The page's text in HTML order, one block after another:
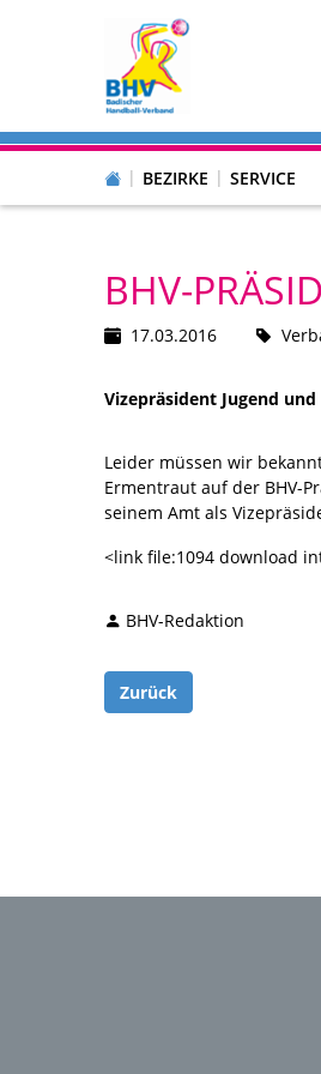
BEZIRKE SERVICE
BHV-
17.03.2016
Vizepräsident Jugend
Leider müssen wir
Ermentraut auf der BHV-
seinem Amt als
<link file:1094 download
BHV-Redaktion
Zurück